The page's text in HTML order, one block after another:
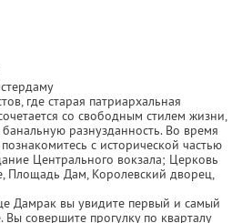
где старая патриархальная
со свободным стилем жизни,
разнузданность. Во время
с исторической частью
Центрального вокзала; Церковь
Площадь Дам, Королевский дворец,
Дамрак вы увидите первый и самый
совершите прогулку по кварталу